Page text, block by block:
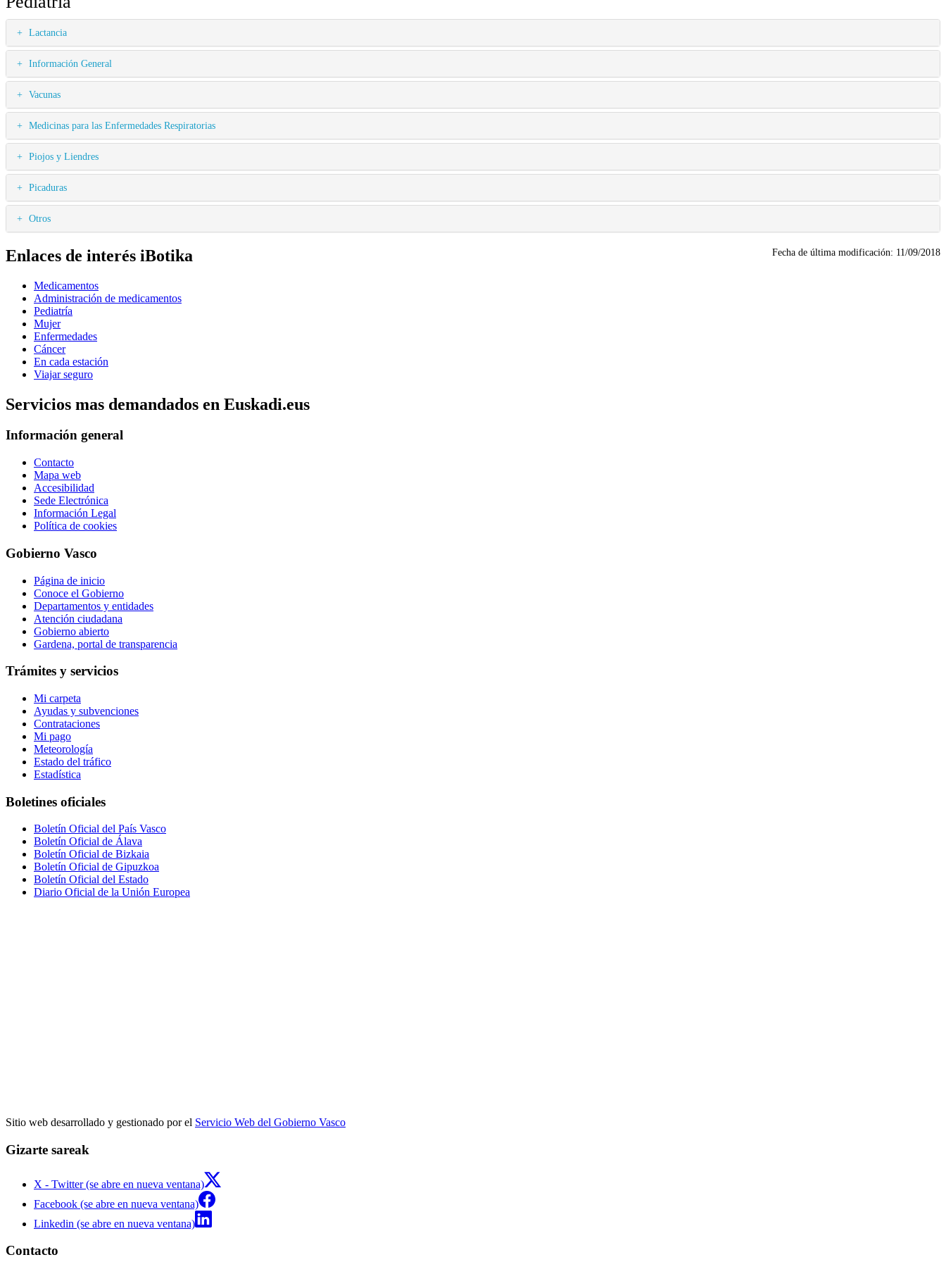
Lactancia
Información General
Vacunas
Medicinas para las Enfermedades Respiratorias
Piojos y Liendres
Picaduras
Otros
Fecha de última modificación: 11/09/2018
Enlaces de interés iBotika
Medicamentos
Administración de medicamentos
Pediatría
Mujer
Enfermedades
Cáncer
En cada estación
Viajar seguro
Servicios mas demandados en Euskadi.eus
Información general
Contacto
Mapa web
Accesibilidad
Sede Electrónica
Información Legal
Política de cookies
Gobierno Vasco
Página de inicio
Conoce el Gobierno
Departamentos y entidades
Atención ciudadana
Gobierno abierto
Gardena, portal de transparencia
Trámites y servicios
Mi carpeta
Ayudas y subvenciones
Contrataciones
Mi pago
Meteorología
Estado del tráfico
Estadística
Boletines oficiales
Boletín Oficial del País Vasco
Boletín Oficial de Álava
Boletín Oficial de Bizkaia
Boletín Oficial de Gipuzkoa
Boletín Oficial del Estado
Diario Oficial de la Unión Europea
Sitio web desarrollado y gestionado por el Servicio Web del Gobierno Vasco
Gizarte sareak
X - Twitter (se abre en nueva ventana)
Facebook (se abre en nueva ventana)
Linkedin (se abre en nueva ventana)
Contacto